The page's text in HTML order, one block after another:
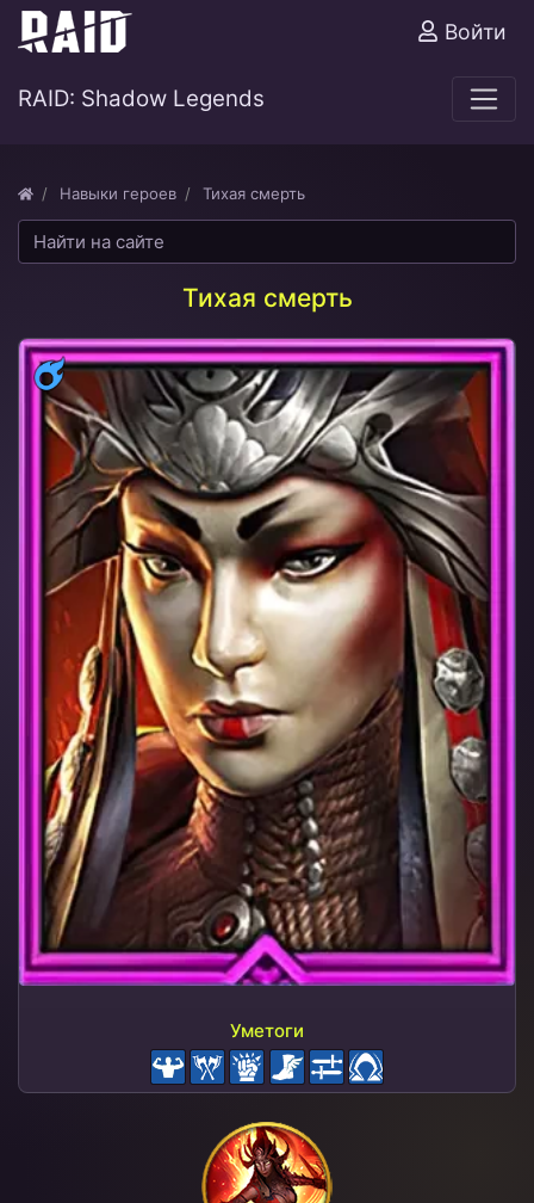
Войти
RAID: Shadow Legends
Навыки героев Тихая смерть
Тихая смерть
Уметоги
Магия